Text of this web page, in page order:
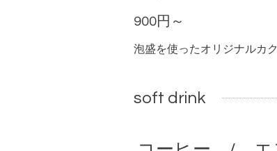
900円～
泡盛を使ったオリジナルカ
soft drink